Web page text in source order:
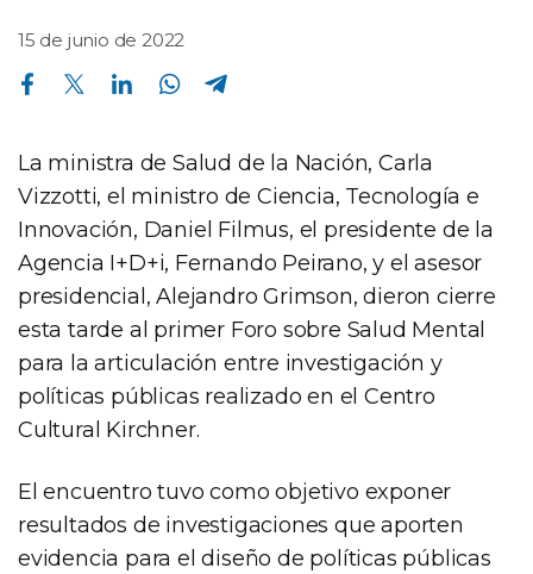
15 de junio de 2022
Compartir en Facebook Compartir en Twitter Compartir en Linkedin Compartir en Whatsapp
La ministra de Salud de la Nación, Carla
Vizzotti, el ministro de Ciencia, Tecnología e
Innovación, Daniel Filmus, el presidente de la
Agencia I+D+i, Fernando Peirano, y el asesor
presidencial, Alejandro Grimson, dieron cierre
esta tarde al primer Foro sobre Salud Mental
para la articulación entre investigación y
políticas públicas realizado en el Centro
Cultural Kirchner.
El encuentro tuvo como objetivo exponer
resultados de investigaciones que aporten
evidencia para el diseño de políticas públicas